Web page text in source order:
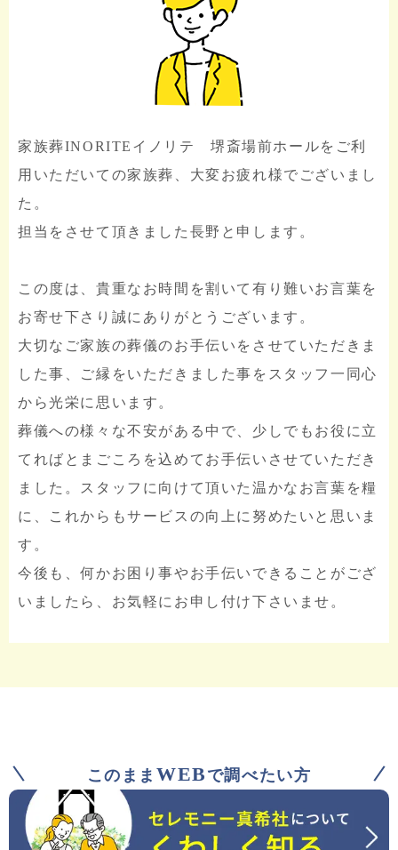
家族葬INORITEイノリテ 堺斎場前ホールをご利
用いただいての家族葬、大変お疲れ様でございまし
た。
担当をさせて頂きました長野と申します。
この度は、貴重なお時間を割いて有り難いお言葉を
お寄せ下さり誠にありがとうございます。
大切なご家族の葬儀のお手伝いをさせていただきま
した事、ご縁をいただきました事をスタッフ一同心
から光栄に思います。
葬儀への様々な不安がある中で、少しでもお役に立
てればとまごころを込めてお手伝いさせていただき
ました。スタッフに向けて頂いた温かなお言葉を糧
に、これからもサービスの向上に努めたいと思いま
す。
今後も、何かお困り事やお手伝いできることがござ
いましたら、お気軽にお申し付け下さいませ。
このまま WEB で調べたい方